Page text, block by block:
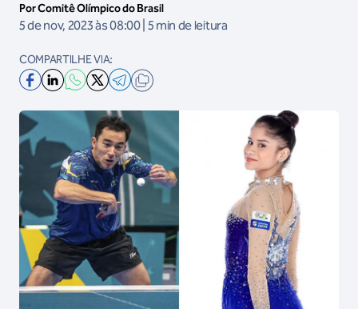
Por Comitê Olímpico do Brasil
5 de nov, 2023 às 08:00 | 5 min de leitura
COMPARTILHE VIA: